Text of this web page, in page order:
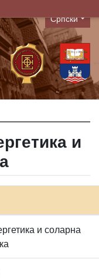
Language
Српски
и
и соларна